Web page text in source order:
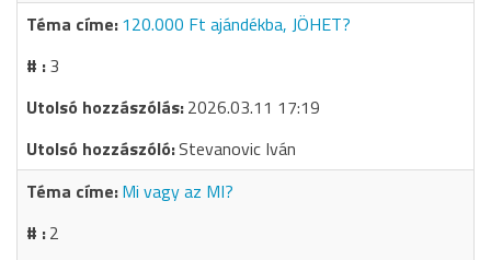
120.000 Ft ajándékba, JÖHET?
3
2026.03.11 17:19
Stevanovic Iván
Mi vagy az MI?
2